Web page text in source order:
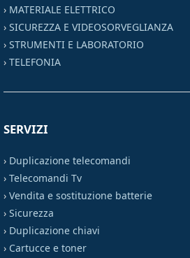
› MATERIALE ELETTRICO
› SICUREZZA E VIDEOSORVEGLIANZA
› STRUMENTI E LABORATORIO
› TELEFONIA
SERVIZI
› Duplicazione telecomandi
› Telecomandi Tv
› Vendita e sostituzione batterie
› Sicurezza
› Duplicazione chiavi
› Cartucce e toner